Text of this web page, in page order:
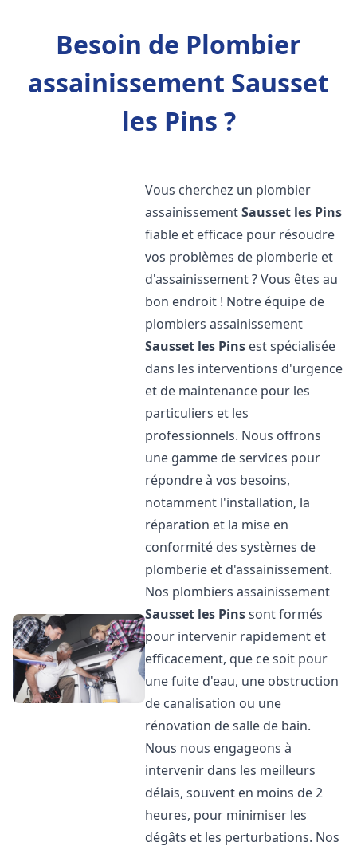
Besoin de Plombier
assainissement Sausset
les Pins ?
Vous cherchez un plombier
assainissementSausset les Pins
fiable et efficace pour résoudre
vos problèmes de plomberie et
d'assainissement ? Vous êtes au
bon endroit ! Notre équipe de
plombiers assainissement
Sausset les Pins est spécialisée
dans les interventions d'urgence
et de maintenance pour les
particuliers et les
professionnels. Nous offrons
une gamme de services pour
répondre à vos besoins,
notamment l'installation, la
réparation et la mise en
conformité des systèmes de
plomberie et d'assainissement.
Nos plombiers assainissement
Sausset les Pinssont formés
pour intervenir rapidement et
efficacement, que ce soit pour
une fuite d'eau, une obstruction
de canalisation ou une
rénovation de salle de bain.
Nous nous engageons à
intervenir dans les meilleurs
délais, souvent en moins de 2
heures, pour minimiser les
dégâts et les perturbations. Nos